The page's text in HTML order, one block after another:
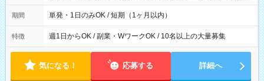
間は 試験により異なります。
期間 単発・1日のみOK / 短期（1ヶ月以内）
特徴 週1日からOK / 副業・WワークOK / 10名以上の大量募集
気になる！ 応募する 詳細へ